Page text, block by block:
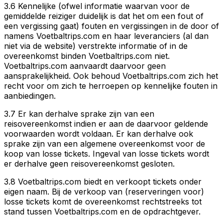
3.6 Kennelijke (ofwel informatie waarvan voor de
gemiddelde reiziger duidelijk is dat het om een fout of
een vergissing gaat) fouten en vergissingen in de door of
namens Voetbaltrips.com en haar leveranciers (al dan
niet via de website) verstrekte informatie of in de
overeenkomst binden Voetbaltrips.com niet.
Voetbaltrips.com aanvaardt daarvoor geen
aansprakelijkheid. Ook behoud Voetbaltrips.com zich het
recht voor om zich te herroepen op kennelijke fouten in
aanbiedingen.
3.7 Er kan derhalve sprake zijn van een
reisovereenkomst indien er aan de daarvoor geldende
voorwaarden wordt voldaan. Er kan derhalve ook
sprake zijn van een algemene overeenkomst voor de
koop van losse tickets. Ingeval van losse tickets wordt
er derhalve geen reisovereenkomst gesloten.
3.8 Voetbaltrips.com biedt en verkoopt tickets onder
eigen naam. Bij de verkoop van (reserveringen voor)
losse tickets komt de overeenkomst rechtstreeks tot
stand tussen Voetbaltrips.com en de opdrachtgever.